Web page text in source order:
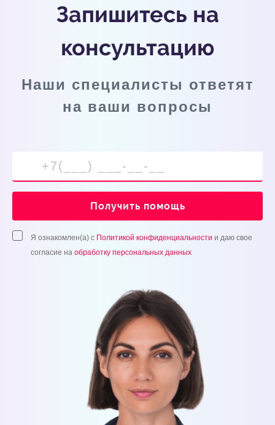
Запишитесь на
консультацию
Наши специалисты ответят
на ваши вопросы
Получить помощь
Я ознакомлен(а) с Политикой конфиденциальности и даю свое
согласие на обработку персональных данных